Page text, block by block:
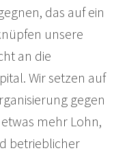
das auf ein
unsere
an die
Wir setzen auf
gegen
mehr Lohn,
betrieblicher